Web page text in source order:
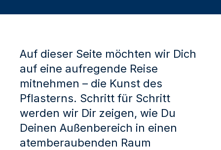
Auf dieser Seite möchten wir Dich
auf eine aufregende Reise
mitnehmen – die Kunst des
Pflasterns. Schritt für Schritt
werden wir Dir zeigen, wie Du
Deinen Außenbereich in einen
atemberaubenden Raum